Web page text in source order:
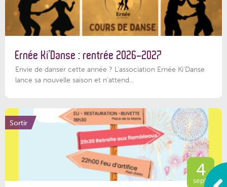
Ernée Ki’Danse : rentrée 2026-2027
Envie de danser cette année ? L'association Ernée Ki'Danse
lance sa nouvelle saison et n'attend...
Sortir
4
sept.